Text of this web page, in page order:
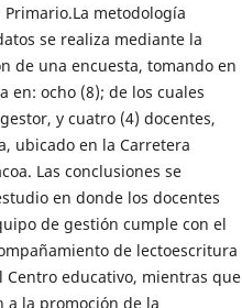
metodología
se realiza mediante la
de una encuesta, tomando en
en: ocho (8); de los cuales
y cuatro (4) docentes,
ubicado en la Carretera
Las conclusiones se
en donde los docentes
de gestión cumple con el
de lectoescritura
Centro educativo, mientras que
a la promoción de la